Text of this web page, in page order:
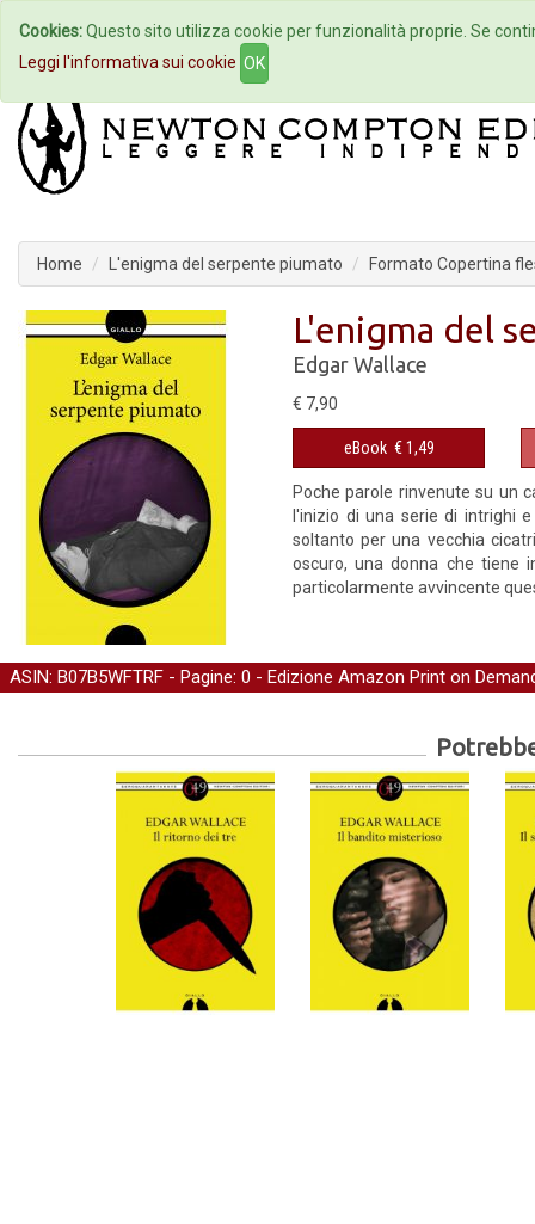
Home Autori Eventi
Home L'enigma del serpente piumato Formato Copertina
L'enigma del
Edgar Wallace
€ 7,90
eBook € 1,49
Poche parole rinvenute su un
l'inizio di una serie di intrighi
soltanto per una vecchia
oscuro, una donna che tiene
particolarmente avvincente
ASIN: B07B5WFTRF - Pagine: 0 - Edizione Amazon Print on
Cookies:Questo sito utilizza cookie per funzionalità proprie. Se
Leggi l'informativa sui cookie OK